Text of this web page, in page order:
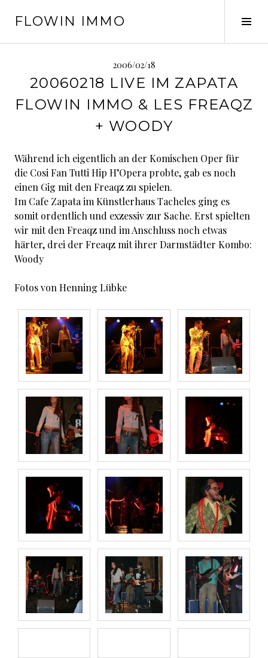
zumFLOWIN IMMO
2006/02/18
20060218 LIVE IM ZAPATA
FLOWIN IMMO & LES FREAQZ
+ WOODY
Während ich eigentlich an der Komischen Oper für
die Cosi Fan Tutti Hip H’Opera probte, gab es noch
einen Gig mit den Freaqz zu spielen.
Im Cafe Zapata im Künstlerhaus Tacheles ging es
somit ordentlich und exzessiv zur Sache. Erst spielten
wir mit den Freaqz und im Anschluss noch etwas
härter, drei der Freaqz mit ihrer Darmstädter Kombo:
Woody
Fotos von Henning Lübke